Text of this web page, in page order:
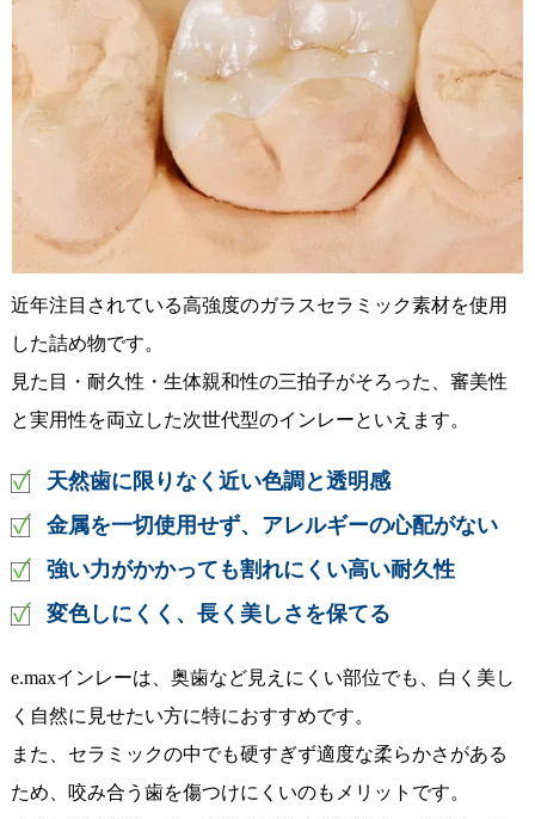
近年注目されている高強度のガラスセラミック素材を使用
した詰め物です。
見た目・耐久性・生体親和性の三拍子がそろった、審美性
と実用性を両立した次世代型のインレーといえます。
天然歯に限りなく近い色調と透明感
金属を一切使用せず、アレルギーの心配がない
強い力がかかっても割れにくい高い耐久性
変色しにくく、長く美しさを保てる
e.maxインレーは、奥歯など見えにくい部位でも、白く美し
く自然に見せたい方に特におすすめです。
また、セラミックの中でも硬すぎず適度な柔らかさがある
ため、咬み合う歯を傷つけにくいのもメリットです。